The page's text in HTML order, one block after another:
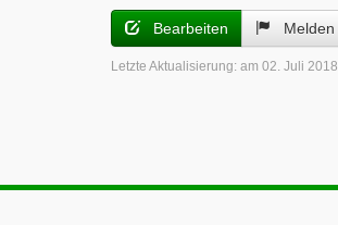
Bearbeiten Melden
Letzte Aktualisierung: am 02. Juli 2018